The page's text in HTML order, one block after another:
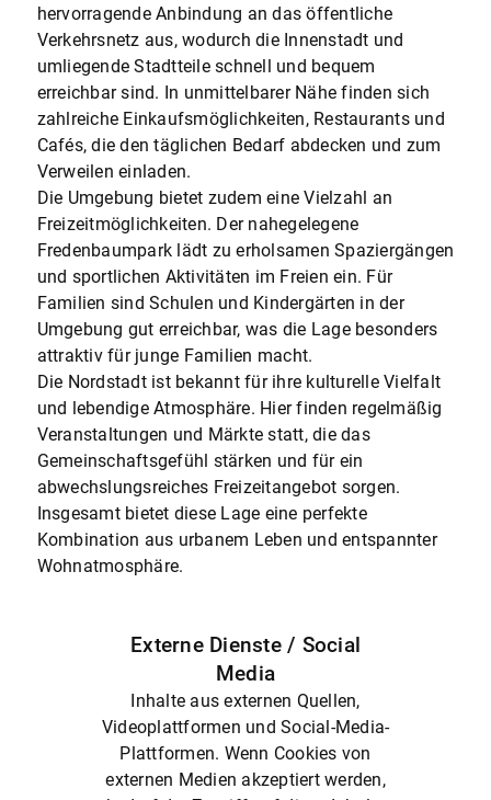
hervorragende Anbindung an das öffentliche
Verkehrsnetz aus, wodurch die Innenstadt und
umliegende Stadtteile schnell und bequem
erreichbar sind. In unmittelbarer Nähe finden sich
zahlreiche Einkaufsmöglichkeiten, Restaurants und
Cafés, die den täglichen Bedarf abdecken und zum
Verweilen einladen.
Die Umgebung bietet zudem eine Vielzahl an
Freizeitmöglichkeiten. Der nahegelegene
Fredenbaumpark lädt zu erholsamen Spaziergängen
und sportlichen Aktivitäten im Freien ein. Für
Familien sind Schulen und Kindergärten in der
Umgebung gut erreichbar, was die Lage besonders
attraktiv für junge Familien macht.
Die Nordstadt ist bekannt für ihre kulturelle Vielfalt
und lebendige Atmosphäre. Hier finden regelmäßig
Veranstaltungen und Märkte statt, die das
Gemeinschaftsgefühl stärken und für ein
abwechslungsreiches Freizeitangebot sorgen.
Insgesamt bietet diese Lage eine perfekte
Kombination aus urbanem Leben und entspannter
Wohnatmosphäre.
Externe Dienste / Social
Media
Inhalte aus externen Quellen,
Videoplattformen und Social-Media-
Plattformen. Wenn Cookies von
externen Medien akzeptiert werden,